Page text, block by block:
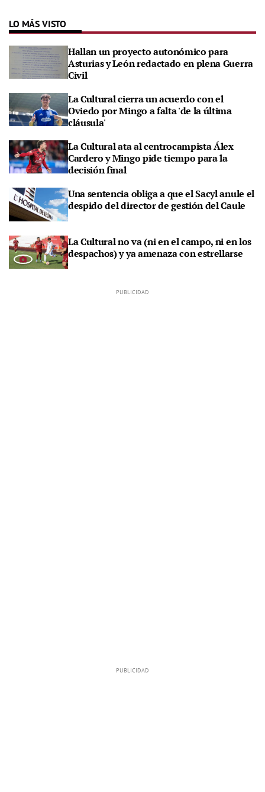
LO MÁS VISTO
Hallan un proyecto autonómico para
Asturias y León redactado en plena Guerra
Civil
La Cultural cierra un acuerdo con el
Oviedo por Mingo a falta 'de la última
cláusula'
La Cultural ata al centrocampista Álex
Cardero y Mingo pide tiempo para la
decisión final
Una sentencia obliga a que el Sacyl anule el
despido del director de gestión del Caule
La Cultural no va (ni en el campo, ni en los
despachos) y ya amenaza con estrellarse